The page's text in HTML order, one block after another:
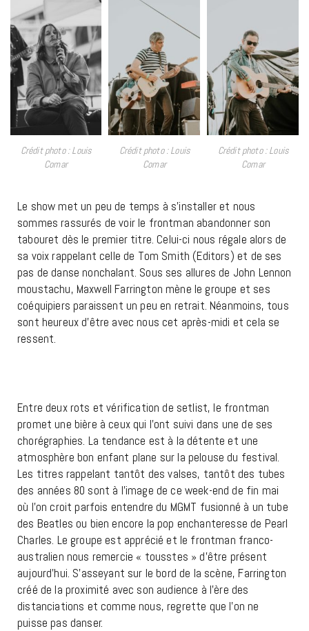
Crédit photo : Louis
Comar
Crédit photo : Louis
Comar
Crédit photo : Louis
Comar
Le show met un peu de temps à s’installer et nous
sommes rassurés de voir le frontman abandonner son
tabouret dès le premier titre. Celui-ci nous régale alors de
sa voix rappelant celle de Tom Smith (Editors) et de ses
pas de danse nonchalant. Sous ses allures de John Lennon
moustachu, Maxwell Farrington mène le groupe et ses
coéquipiers paraissent un peu en retrait. Néanmoins, tous
sont heureux d’être avec nous cet après-midi et cela se
ressent.
Entre deux rots et vérification de setlist, le frontman
promet une bière à ceux qui l’ont suivi dans une de ses
chorégraphies. La tendance est à la détente et une
atmosphère bon enfant plane sur la pelouse du festival.
Les titres rappelant tantôt des valses, tantôt des tubes
des années 80 sont à l’image de ce week-end de fin mai
où l’on croit parfois entendre du MGMT fusionné à un tube
des Beatles ou bien encore la pop enchanteresse de Pearl
Charles. Le groupe est apprécié et le frontman franco-
australien nous remercie « tousstes » d’être présent
aujourd’hui. S’asseyant sur le bord de la scène, Farrington
créé de la proximité avec son audience à l’ère des
distanciations et comme nous, regrette que l’on ne
puisse pas danser.